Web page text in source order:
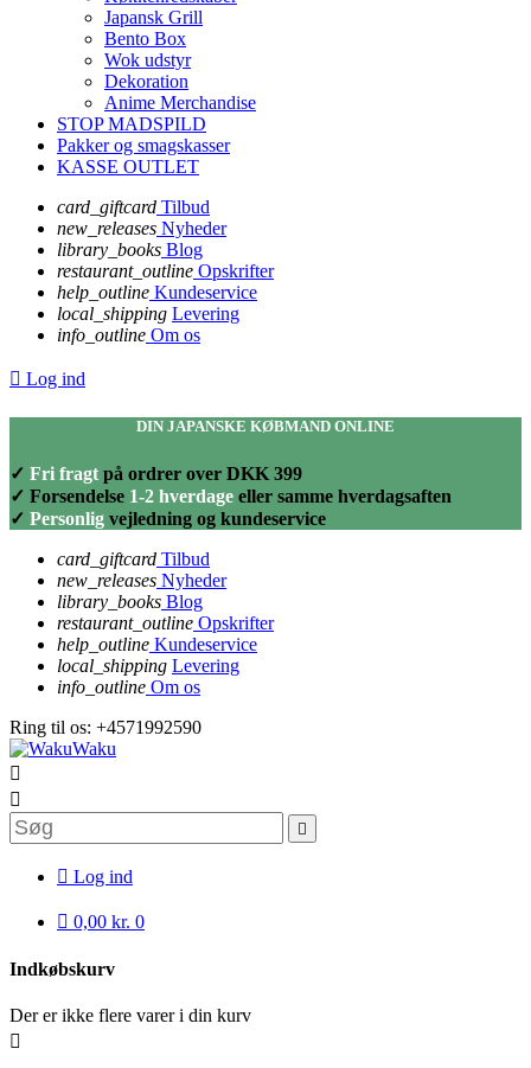
Japansk Grill
Bento Box
Wok udstyr
Dekoration
Anime Merchandise
STOP MADSPILD
Pakker og smagskasser
KASSE OUTLET
card_giftcard Tilbud
new_releases Nyheder
library_books Blog
restaurant_outline Opskrifter
help_outline Kundeservice
local_shipping Levering
info_outline Om os
 Log ind
DIN JAPANSKE KØBMAND ONLINE
✓ Fri fragt på ordrer over DKK 399
✓ Forsendelse 1-2 hverdage eller samme hverdagsaften
✓ Personlig vejledning og kundeservice
card_giftcard Tilbud
new_releases Nyheder
library_books Blog
restaurant_outline Opskrifter
help_outline Kundeservice
local_shipping Levering
info_outline Om os
Ring til os: +4571992590



 Log ind
 0,00 kr. 0
Indkøbskurv
Der er ikke flere varer i din kurv
